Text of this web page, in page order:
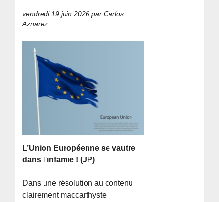
vendredi 19 juin 2026 par Carlos
Aznárez
L’Union Européenne se vautre
dans l’infamie ! (JP)
Dans une résolution au contenu
clairement maccarthyste